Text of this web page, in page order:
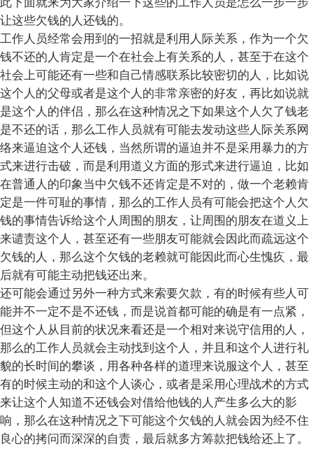
让这些欠钱的人还钱的。
工作人员经常会用到的一招就是利用人际关系，作为一个欠
钱不还的人肯定是一个在社会上有关系的人，甚至于在这个
社会上可能还有一些和自己情感联系比较密切的人，比如说
这个人的父母或者是这个人的非常亲密的好友，再比如说就
是这个人的伴侣，那么在这种情况之下如果这个人欠了钱老
是不还的话，那么工作人员就有可能去发动这些人际关系网
络来逼迫这个人还钱，当然所谓的逼迫并不是采用暴力的方
式来进行击破，而是利用道义方面的形式来进行逼迫，比如
在普通人的印象当中欠钱不还肯定是不对的，做一个老赖肯
定是一件可耻的事情，那么的工作人员有可能会把这个人欠
钱的事情告诉给这个人周围的朋友，让周围的朋友在道义上
来谴责这个人，甚至还有一些朋友可能就会因此而疏远这个
欠钱的人，那么这个欠钱的老赖就可能因此而心生愧疚，最
后就有可能主动把钱还出来。
还可能会通过另外一种方式来索要欠款，有的时候有些人可
能并不一定不是不还钱，而是说首都可能的确是有一点紧，
但这个人从目前的状况来看还是一个相对来说守信用的人，
那么的工作人员就会主动找到这个人，并且和这个人进行礼
貌的长时间的攀谈，用各种各样的道理来说服这个人，甚至
有的时候主动的和这个人谈心，或者是采用心理战术的方式
来让这个人知道不还钱会对借给他钱的人产生多么大的影
响，那么在这种情况之下可能这个欠钱的人就会因为经不住
良心的拷问而深深的自责，最后就多方筹款把钱给还上了。